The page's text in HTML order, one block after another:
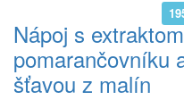
Nápoj s
pomarančovníku
šťavou z malín